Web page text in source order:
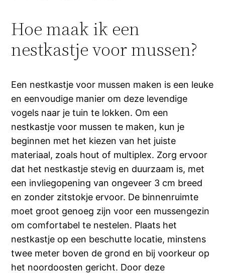
Hoe maak ik een
nestkastje voor mussen?
Een nestkastje voor mussen maken is een leuke
en eenvoudige manier om deze levendige
vogels naar je tuin te lokken. Om een
nestkastje voor mussen te maken, kun je
beginnen met het kiezen van het juiste
materiaal, zoals hout of multiplex. Zorg ervoor
dat het nestkastje stevig en duurzaam is, met
een invliegopening van ongeveer 3 cm breed
en zonder zitstokje ervoor. De binnenruimte
moet groot genoeg zijn voor een mussengezin
om comfortabel te nestelen. Plaats het
nestkastje op een beschutte locatie, minstens
twee meter boven de grond en bij voorkeur op
het noordoosten gericht. Door deze